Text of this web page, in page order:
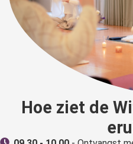
Hoe ziet de